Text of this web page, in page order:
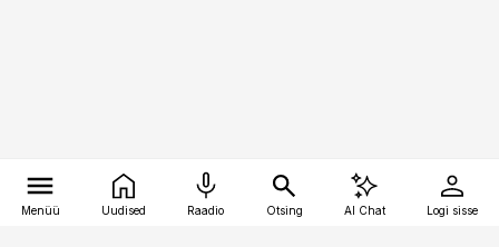
Menüü Uudised Raadio Otsing AI Chat Logi sisse